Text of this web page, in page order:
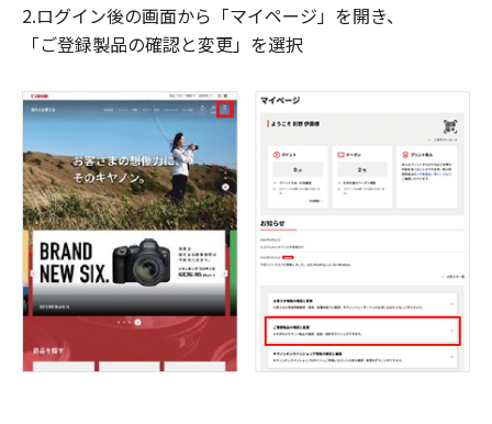
2.ログイン後の画面から「マイページ」を開き、
「ご登録製品の確認と変更」を選択